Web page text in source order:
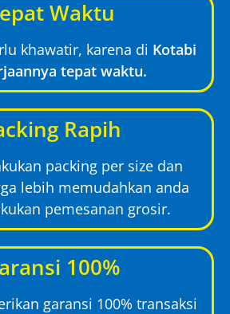
Waktu
khawatir, karena di Kotabi
tepat waktu.
Rapih
packing per size dan
lebih memudahkan anda
pemesanan grosir.
100%
garansi 100% transaksi